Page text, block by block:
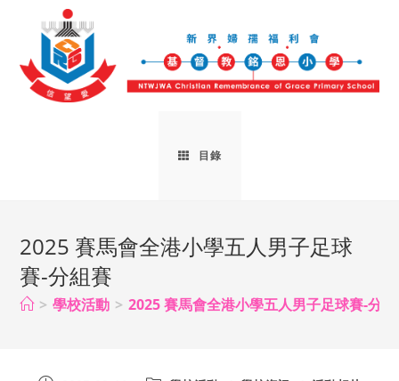
目錄
2025 賽馬會全港小學五人男子足球
賽-分組賽
> 學校活動 > 2025 賽馬會全港小學五人男子足球賽-分